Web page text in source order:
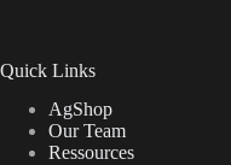
Quick Links
AgShop
Our Team
Ressources